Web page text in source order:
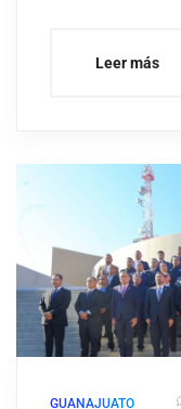
Leer más
GUANAJUATO